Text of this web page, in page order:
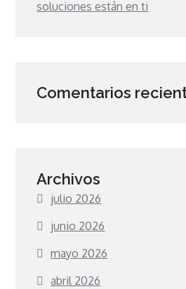
soluciones están en ti
Comentarios
Archivos
julio 2026
junio 2026
mayo 2026
abril 2026